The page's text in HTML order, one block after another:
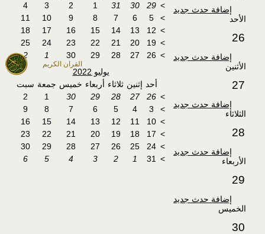
القران الكريم
إضافة حدث جديد
الأحد
26
إضافة حدث جديد
الأثنين
27
إضافة حدث جديد
الثلاثاء
28
إضافة حدث جديد
الأربعاء
29
إضافة حدث جديد
الخميس
30
>
29
30
31
1
2
3
4
>
5
6
7
8
9
10
11
>
12
13
14
15
16
17
18
>
19
20
21
22
23
24
25
>
26
27
28
29
30
1
2
يوليو 2022
أحد إثنين ثلاثاء أربعاء خميس جمعة سبت
>
26
27
28
29
30
1
2
>
3
4
5
6
7
8
9
>
10
11
12
13
14
15
16
>
17
18
19
20
21
22
23
>
24
25
26
27
28
29
30
>
31
1
2
3
4
5
6